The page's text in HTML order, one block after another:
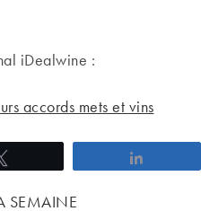
iDealwine :
accords mets et vins
SEMAINE